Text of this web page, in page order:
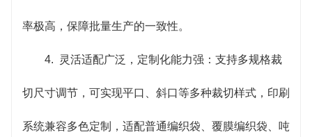
率极高，保障批量生产的一致性。
4. 灵活适配广泛，定制化能力强：支持多规格裁
切尺寸调节，可实现平口、斜口等多种裁切样式，印刷
系统兼容多色定制，适配普通编织袋、覆膜编织袋、吨